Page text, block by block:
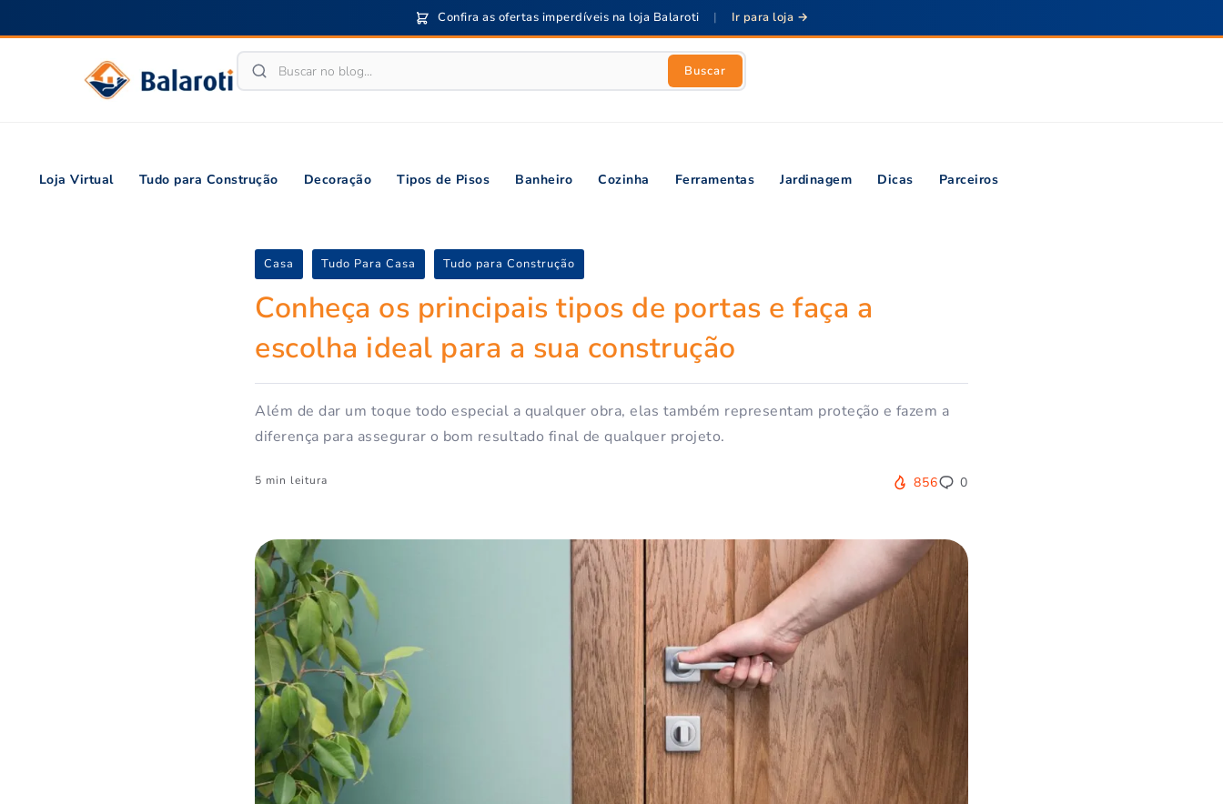
Confira as ofertas imperdíveis na loja Balaroti | Ir para loja →
Buscar
Loja Virtual Tudo para Construção Decoração Tipos de Pisos Banheiro Cozinha Ferramentas Jardinagem Dicas Parceiros
Casa Tudo Para Casa Tudo para Construção
Conheça os principais tipos de portas e faça a
escolha ideal para a sua construção
Além de dar um toque todo especial a qualquer obra, elas também representam proteção e fazem a
diferença para assegurar o bom resultado final de qualquer projeto.
5 min leitura 856 0